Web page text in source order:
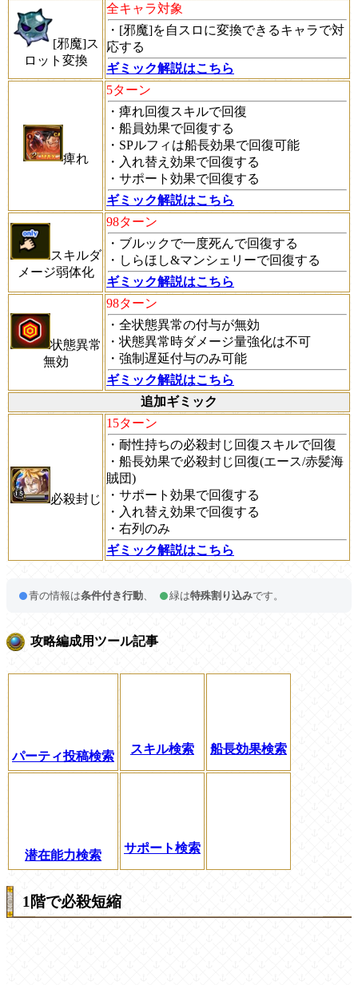
[邪魔]ス
ロット変換
全キャラ対象
・[邪魔]を自スロに変換できるキャラで対
応する
ギミック解説はこちら
痺れ
5ターン
・痺れ回復スキルで回復
・船員効果で回復する
・SPルフィは船長効果で回復可能
・入れ替え効果で回復する
・サポート効果で回復する
ギミック解説はこちら
スキルダ
メージ弱体化
98ターン
・ブルックで一度死んで回復する
・しらほし&マンシェリーで回復する
ギミック解説はこちら
状態異常
無効
98ターン
・全状態異常の付与が無効
・状態異常時ダメージ量強化は不可
・強制遅延付与のみ可能
ギミック解説はこちら
追加ギミック
必殺封じ
15ターン
・耐性持ちの必殺封じ回復スキルで回復
・船長効果で必殺封じ回復(エース/赤髪海
賊団)
・サポート効果で回復する
・入れ替え効果で回復する
・右列のみ
ギミック解説はこちら
青の情報は条件付き行動 緑は特殊割り込みです。
攻略編成用ツール記事
パーティ投稿検索
スキル検索 船長効果検索
潜在能力検索
サポート検索
1階で必殺短縮